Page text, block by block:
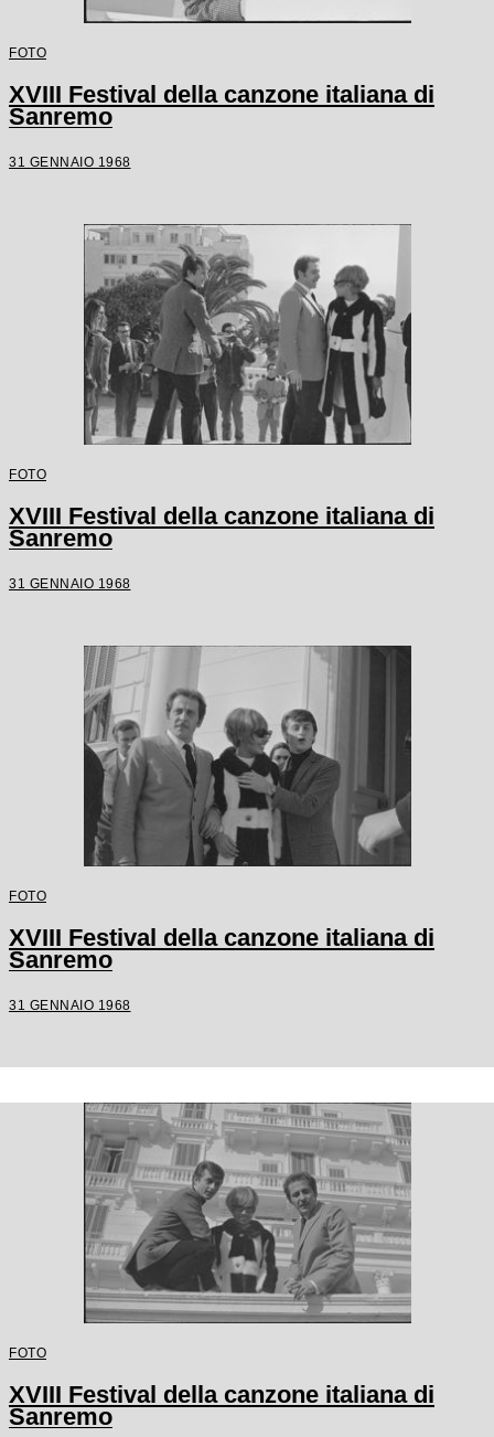
FOTO
XVIII Festival della canzone italiana di
Sanremo
31 GENNAIO 1968
FOTO
XVIII Festival della canzone italiana di
Sanremo
31 GENNAIO 1968
FOTO
XVIII Festival della canzone italiana di
Sanremo
31 GENNAIO 1968
FOTO
XVIII Festival della canzone italiana di
Sanremo